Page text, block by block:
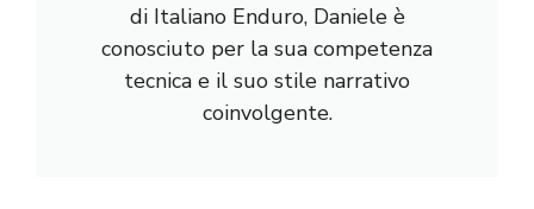
di Italiano Enduro, Daniele è
conosciuto per la sua competenza
tecnica e il suo stile narrativo
coinvolgente.